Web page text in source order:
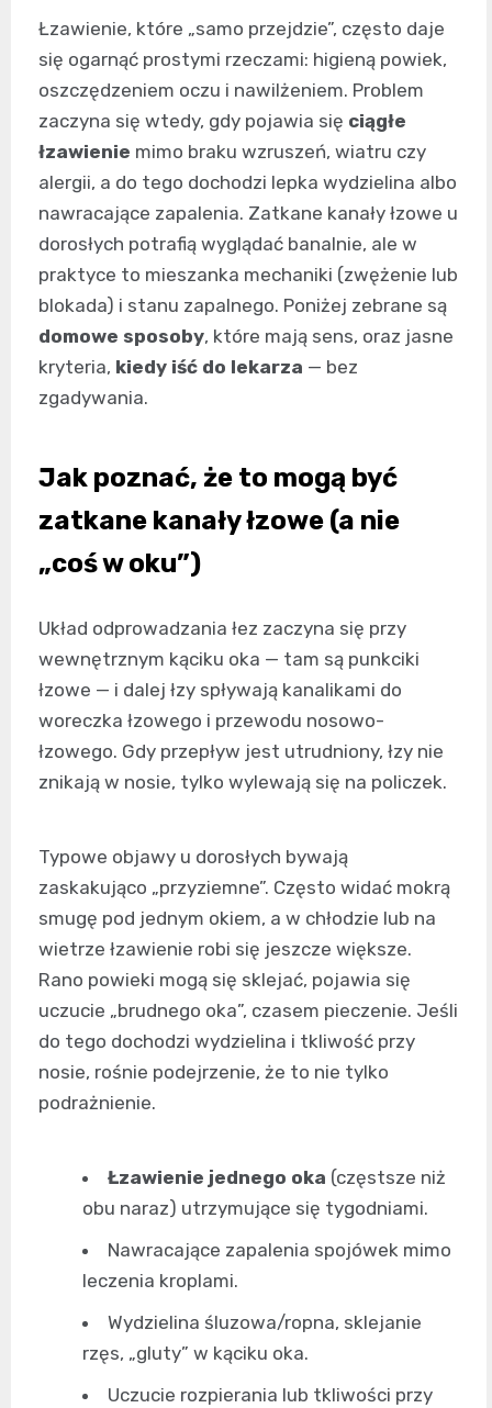
Łzawienie, które „samo przejdzie”, często daje
się ogarnąć prostymi rzeczami: higieną powiek,
oszczędzeniem oczu i nawilżeniem. Problem
zaczyna się wtedy, gdy pojawia się ciągłe
łzawienie mimo braku wzruszeń, wiatru czy
alergii, a do tego dochodzi lepka wydzielina albo
nawracające zapalenia. Zatkane kanały łzowe u
dorosłych potrafią wyglądać banalnie, ale w
praktyce to mieszanka mechaniki (zwężenie lub
blokada) i stanu zapalnego. Poniżej zebrane są
domowe sposoby, które mają sens, oraz jasne
kryteria, kiedy iść do lekarza — bez
zgadywania.
Jak poznać, że to mogą być
zatkane kanały łzowe (a nie
„coś w oku”)
Układ odprowadzania łez zaczyna się przy
wewnętrznym kąciku oka — tam są punkciki
łzowe — i dalej łzy spływają kanalikami do
woreczka łzowego i przewodu nosowo-
łzowego. Gdy przepływ jest utrudniony, łzy nie
znikają w nosie, tylko wylewają się na policzek.
Typowe objawy u dorosłych bywają
zaskakująco „przyziemne”. Często widać mokrą
smugę pod jednym okiem, a w chłodzie lub na
wietrze łzawienie robi się jeszcze większe.
Rano powieki mogą się sklejać, pojawia się
uczucie „brudnego oka”, czasem pieczenie. Jeśli
do tego dochodzi wydzielina i tkliwość przy
nosie, rośnie podejrzenie, że to nie tylko
podrażnienie.
Łzawienie jednego oka (częstsze niż
obu naraz) utrzymujące się tygodniami.
Nawracające zapalenia spojówek mimo
leczenia kroplami.
Wydzielina śluzowa/ropna, sklejanie
rzęs, „gluty” w kąciku oka.
Uczucie rozpierania lub tkliwości przy